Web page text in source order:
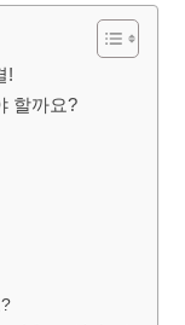
!
할까요?